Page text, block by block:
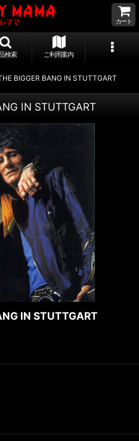
カート
検索 ご利用案内
BIGGER BANG IN STUTTGART
IN STUTTGART
IN STUTTGART